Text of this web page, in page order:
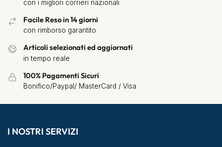
con i migliori corrieri nazionali
Facile Reso in 14 giorni
con rimborso garantito
Articoli selezionati ed aggiornati
in tempo reale
100% Pagamenti Sicuri
Bonifico/Paypal/ MasterCard / Visa
I NOSTRI SERVIZI